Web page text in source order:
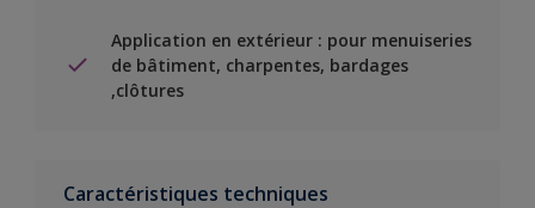
Application en extérieur : pour menuiseries
de bâtiment, charpentes, bardages
,clôtures
Caractéristiques techniques